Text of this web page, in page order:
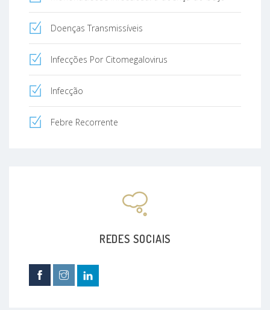
Doenças Transmissíveis
Infecções Por Citomegalovirus
Infecção
Febre Recorrente
REDES SOCIAIS